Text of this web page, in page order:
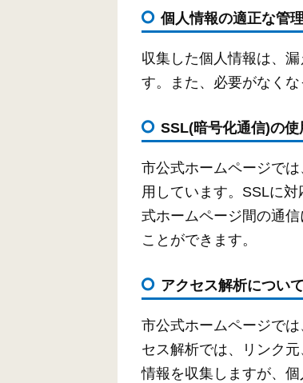
個人情報の適正な管理
収集した個人情報は、
す。また、必要がなく
SSL(暗号化通信)の使
市公式ホームページで
用しています。SSLに
式ホームページ間の通
ことができます。
アクセス解析について
市公式ホームページで
セス解析では、リンク
情報を収集しますが、